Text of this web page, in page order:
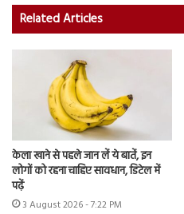
Related Articles
केला खाने से पहले जान लें ये बातें, इन
लोगों को रहना चाहिए सावधान, डिटेल में
पढ़ें
3 August 2026 - 7:22 PM